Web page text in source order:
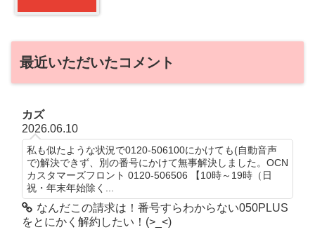
最近いただいたコメント
カズ
2026.06.10
私も似たような状況で0120-506100にかけても(自動音声
で)解決できず、別の番号にかけて無事解決しました。OCN
カスタマーズフロント 0120-506506 【10時～19時（日
祝・年末年始除く...
なんだこの請求は！番号すらわからない050PLUS
をとにかく解約したい！(>_<)